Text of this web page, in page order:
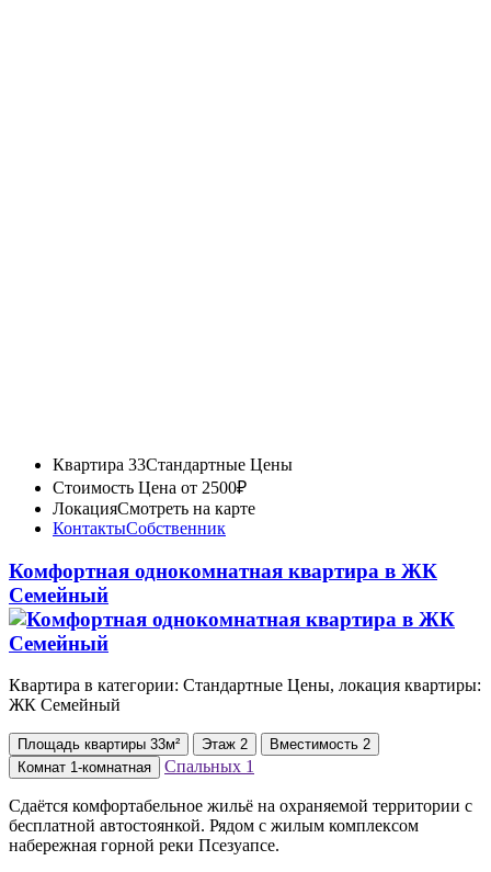
Квартира 33Стандартные Цены
Стоимость Цена от 2500₽
ЛокацияСмотреть на карте
КонтактыСобственник
Комфортная однокомнатная квартира в ЖК
Семейный
Квартира в категории: Стандартные Цены, локация квартиры:
ЖК Семейный
Площадь квартиры 33м² Этаж 2 Вместимость 2
Комнат 1-комнатная Спальных 1
Сдаётся комфортабельное жильё на охраняемой территории с
бесплатной автостоянкой. Рядом с жилым комплексом
набережная горной реки Псезуапсе.